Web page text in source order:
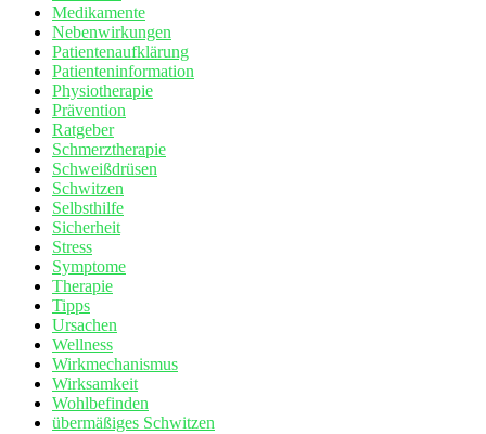
Medikamente
Nebenwirkungen
Patientenaufklärung
Patienteninformation
Physiotherapie
Prävention
Ratgeber
Schmerztherapie
Schweißdrüsen
Schwitzen
Selbsthilfe
Sicherheit
Stress
Symptome
Therapie
Tipps
Ursachen
Wellness
Wirkmechanismus
Wirksamkeit
Wohlbefinden
übermäßiges Schwitzen